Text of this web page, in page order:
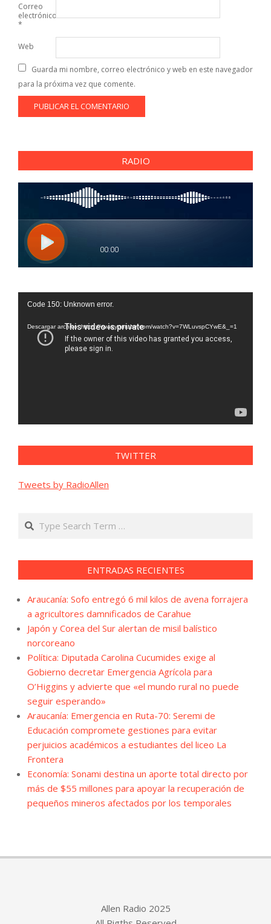
Correo
electrónico
*
Web
Guarda mi nombre, correo electrónico y web en este navegador
para la próxima vez que comente.
RADIO
Reproductor
vídeo
Code 150: Unknown error.
Descargar archivo: https://www.youtube.com/watch?v=7WLuvspCYwE&_=1
TWITTER
Tweets by RadioAllen
Search
ENTRADAS RECIENTES
Araucanía: Sofo entregó 6 mil kilos de avena forrajera
a agricultores damnificados de Carahue
Japón y Corea del Sur alertan de misil balístico
norcoreano
Política: Diputada Carolina Cucumides exige al
Gobierno decretar Emergencia Agrícola para
O’Higgins y advierte que «el mundo rural no puede
seguir esperando»
Araucanía: Emergencia en Ruta-70: Seremi de
Educación compromete gestiones para evitar
perjuicios académicos a estudiantes del liceo La
Frontera
Economía: Sonami destina un aporte total directo por
más de $55 millones para apoyar la recuperación de
pequeños mineros afectados por los temporales
Allen Radio 2025